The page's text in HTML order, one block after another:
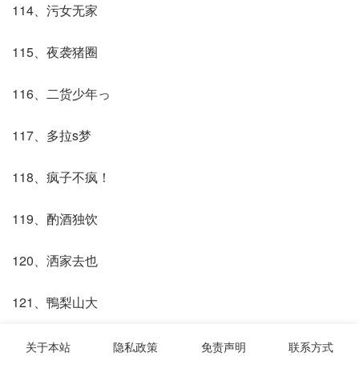
114、污女无家
115、夜袭猪圈
116、二货少年っ
117、多拉s梦
118、疯子不疯！
119、酌酒独饮
120、洒家去也
121、鴨梨山大
122、迷糊画家
关于本站 隐私政策 免责声明 联系方式